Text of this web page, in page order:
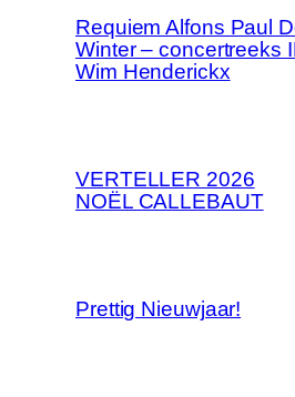
Requiem Alfons Paul
Winter – concertreeks
Wim Henderickx
VERTELLER 2026
NOËL CALLEBAUT
Prettig Nieuwjaar!